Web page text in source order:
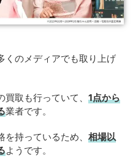
くのメディアでも取り上げ
取も行っていて、 1点から
業者です。
持っているため、 相場以
ようです。